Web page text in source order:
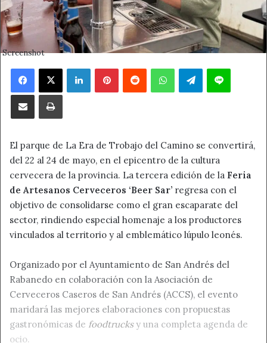
Screenshot
Facebook
X LinkedInPinterestReddit WhatsAppTelegramLine
Compartir por correo electrónicoImprimir
El parque de La Era de Trobajo del Camino se convertirá,
del 22 al 24 de mayo, en el epicentro de la cultura
cervecera de la provincia. La tercera edición de la Feria
de Artesanos Cerveceros ‘Beer Sar’ regresa con el
objetivo de consolidarse como el gran escaparate del
sector, rindiendo especial homenaje a los productores
vinculados al territorio y al emblemático lúpulo leonés.
Organizado por el Ayuntamiento de San Andrés del
Rabanedo en colaboración con la Asociación de
Cerveceros Caseros de San Andrés (ACCS), el evento
maridará las mejores elaboraciones con propuestas
gastronómicas de foodtrucksy una completa agenda de
ocio.